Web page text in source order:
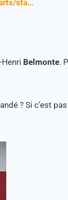
sta…
Henri Belmonte.
? Si c’est